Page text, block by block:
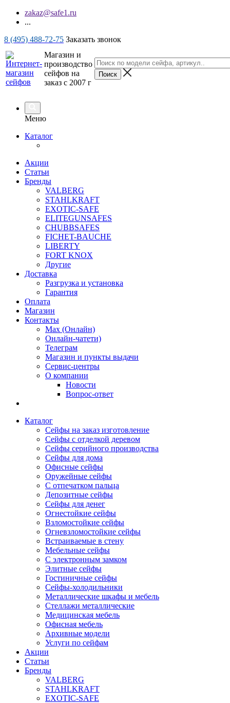
zakaz@safe1.ru
...
8 (495) 488-72-75 Заказать звонок
Магазин и
производство
сейфов на
заказ с 2007 г
Меню
Каталог
Акции
Статьи
Бренды
VALBERG
STAHLKRAFT
EXOTIC-SAFE
ELITEGUNSAFES
CHUBBSAFES
FICHET-BAUCHE
LIBERTY
FORT KNOX
Другие
Доставка
Разгрузка и установка
Гарантия
Оплата
Магазин
Контакты
Max (Онлайн)
Онлайн-чатети)
Телеграм
Магазин и пункты выдачи
Сервис-центры
О компании
Новости
Вопрос-ответ
Каталог
Сейфы на заказ изготовление
Сейфы с отделкой деревом
Сейфы серийного производства
Сейфы для дома
Офисные сейфы
Оружейные сейфы
С отпечатком пальца
Депозитные сейфы
Сейфы для денег
Огнестойкие сейфы
Взломостойкие сейфы
Огневзломостойкие сейфы
Встраиваемые в стену
Мебельные сейфы
С электронным замком
Элитные сейфы
Гостиничные сейфы
Сейфы-холодильники
Металлические шкафы и мебель
Стеллажи металлические
Медицинская мебель
Офисная мебель
Архивные модели
Услуги по сейфам
Акции
Статьи
Бренды
VALBERG
STAHLKRAFT
EXOTIC-SAFE